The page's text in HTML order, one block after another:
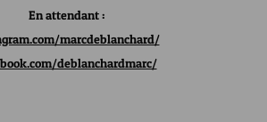
En attendant :
marcdeblanchard/
deblanchardmarc/